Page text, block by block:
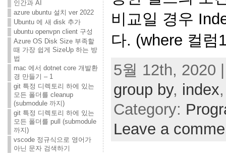
인간과 AI
azure ubuntu 설치 ver 2022
Ubuntu 에 새 disk 추가
ubuntu openvpn client 구성
Azure OS Disk Size 부족할
때 가장 쉽게 SizeUp 하는 방
법
mac 에서 dotnet core 개발환
경 만들기 – 1
git 특정 디렉토리 하에 있는
모든 폴더를 cleanup
(submodule 까지)
git 특정 디렉토리 하에 있는
모든 폴더를 pull (submodule
까지)
vscode 정규식으로 영어가
아닌 문자 검색하기
비교일 경우
다. (where 컬
5월 12th, 2020
group by, index
Category:
Leave a